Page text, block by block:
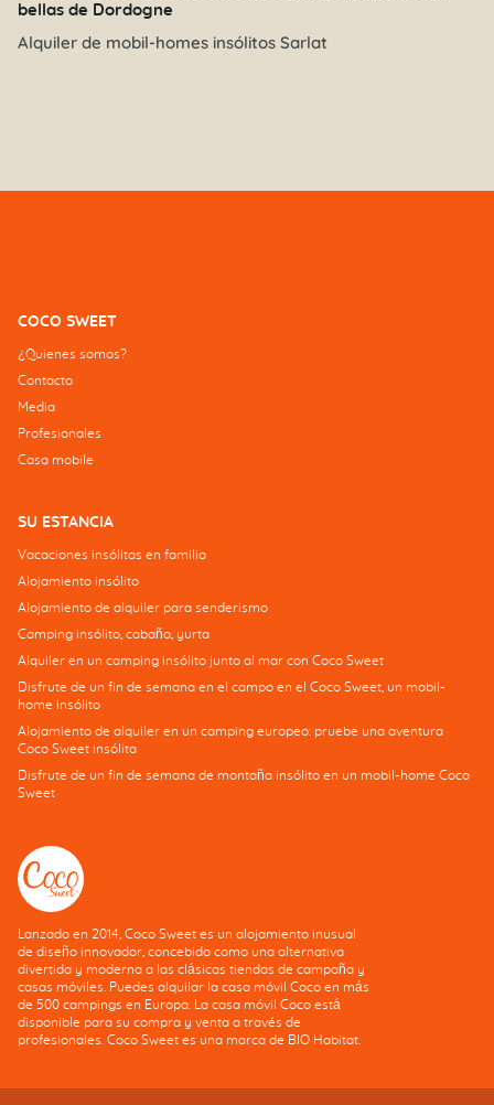
bellas de Dordogne
Alquiler de mobil-homes insólitos Sarlat
COCO SWEET
¿Quienes somos?
Contacto
Media
Profesionales
Casa mobile
SU ESTANCIA
Vacaciones insólitas en familia
Alojamiento insólito
Alojamiento de alquiler para senderismo
Camping insólito, cabaña, yurta
Alquiler en un camping insólito junto al mar con Coco Sweet
Disfrute de un fin de semana en el campo en el Coco Sweet, un mobil-
home insólito
Alojamiento de alquiler en un camping europeo: pruebe una aventura
Coco Sweet insólita
Disfrute de un fin de semana de montaña insólito en un mobil-home Coco
Sweet
Lanzado en 2014, Coco Sweet es un alojamiento inusual
de diseño innovador, concebido como una alternativa
divertida y moderna a las clásicas tiendas de campaña y
casas móviles. Puedes alquilar la casa móvil Coco en más
de 500 campings en Europa. La casa móvil Coco está
disponible para su compra y venta a través de
profesionales. Coco Sweet es una marca de BIO Habitat.